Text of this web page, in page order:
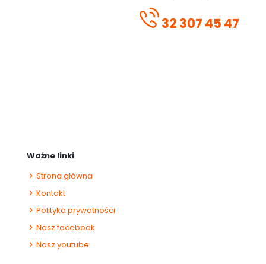
32 307 45 47
Ważne linki
Strona główna
Kontakt
Polityka prywatności
Nasz facebook
Nasz youtube